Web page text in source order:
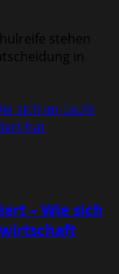
stehen
in
sich im Laufe
hat
– Wie sich